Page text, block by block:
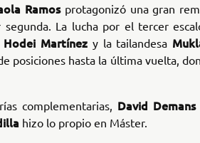
Ramosprotagonizó una gran
segunda. La lucha por el tercer
Hodei Martínezy la tailandesa
posiciones hasta la última vuelta,
complementarias, David Demans
hizo lo propio en Máster.